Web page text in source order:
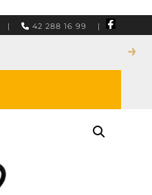
| 42 288 16 99 |
→